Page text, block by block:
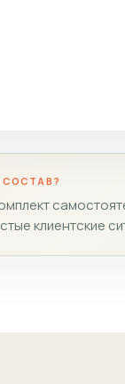
СОСТАВ?
клиентские